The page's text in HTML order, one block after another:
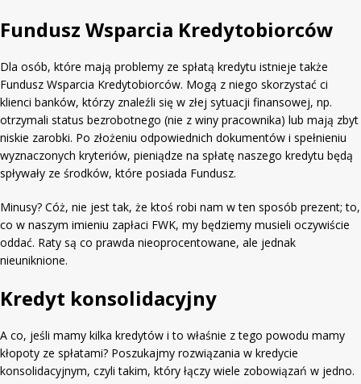
Fundusz Wsparcia Kredytobiorców
Dla osób, które mają problemy ze spłatą kredytu istnieje także
Fundusz Wsparcia Kredytobiorców. Mogą z niego skorzystać ci
klienci banków, którzy znaleźli się w złej sytuacji finansowej, np.
otrzymali status bezrobotnego (nie z winy pracownika) lub mają zbyt
niskie zarobki. Po złożeniu odpowiednich dokumentów i spełnieniu
wyznaczonych kryteriów, pieniądze na spłatę naszego kredytu będą
spływały ze środków, które posiada Fundusz.
Minusy? Cóż, nie jest tak, że ktoś robi nam w ten sposób prezent; to,
co w naszym imieniu zapłaci FWK, my będziemy musieli oczywiście
oddać. Raty są co prawda nieoprocentowane, ale jednak
nieuniknione.
Kredyt konsolidacyjny
A co, jeśli mamy kilka kredytów i to właśnie z tego powodu mamy
kłopoty ze spłatami? Poszukajmy rozwiązania w kredycie
konsolidacyjnym, czyli takim, który łączy wiele zobowiązań w jedno.